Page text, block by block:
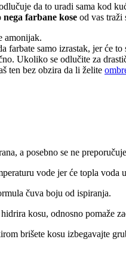
da to uradi sama kod
nega farbane kose od vas traži
amonijak.
samo izrastak, jer će
Ukoliko se odlučite za
ten bez obzira da li želite
a posebno se ne
vode jer će topla voda
čuva boju od ispiranja.
kosu, odnosno pomaže
brišete kosu izbegavajte